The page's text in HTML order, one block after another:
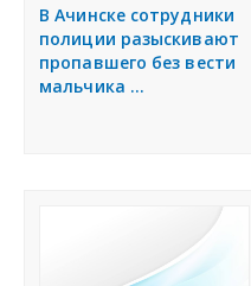
Разместить объявление
В Ачинске сотрудники
полиции разыскивают
пропавшего без вести
мальчика ...